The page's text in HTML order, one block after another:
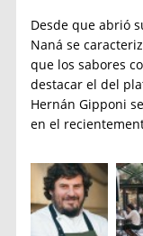
Desde que abrió
Naná se
que los sabores
destacar el del
Hernán Gipponi
en el